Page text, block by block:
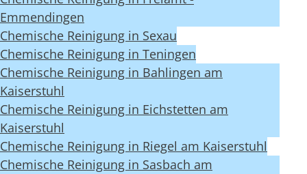
Emmendingen
Chemische Reinigung in Sexau
Chemische Reinigung in Teningen
Chemische Reinigung in Bahlingen am
Kaiserstuhl
Chemische Reinigung in Eichstetten am
Kaiserstuhl
Chemische Reinigung in Riegel am Kaiserstuhl
Chemische Reinigung in Sasbach am